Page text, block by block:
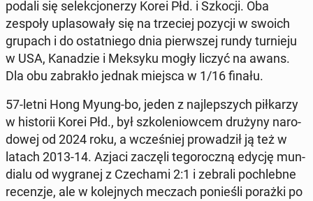
podali się se­lek­cjo­ne­rzy Korei Płd. i Szkocji. Oba
zespoły upla­so­wa­ły się na trze­ciej pozycji w swoich
grupach i do ostat­nie­go dnia pierw­szej rundy tur­nie­ju
w USA, Ka­na­dzie i Meksyku mogły liczyć na awans.
Dla obu za­bra­kło jednak miejsca w 1/16 finału.
57-letni Hong Myung-bo, jeden z naj­lep­szych pił­ka­rzy
w hi­sto­rii Korei Płd., był szko­le­niow­cem drużyny na­ro­
do­wej od 2024 roku, a wcze­śniej pro­wa­dził ją też w
latach 2013-14. Azjaci zaczęli te­go­rocz­ną edycję mun­
dia­lu od wy­gra­nej z Cze­cha­mi 2:1 i zebrali po­chleb­ne
re­cen­zje, ale w ko­lej­nych meczach po­nie­śli porażki po